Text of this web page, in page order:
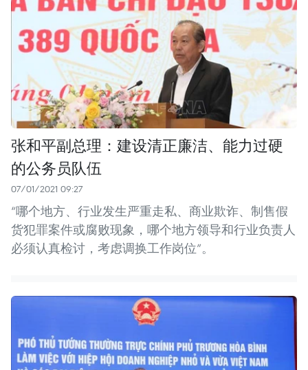
张和平副总理：建设清正廉洁、能力过硬
的公务员队伍
07/01/2021 09:27
“哪个地方、行业发生严重走私、商业欺诈、制售假
货犯罪案件或腐败现象，哪个地方领导和行业负责人
必须认真检讨，考虑调换工作岗位”。